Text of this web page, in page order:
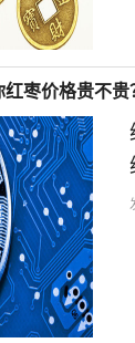
枣价格贵不贵